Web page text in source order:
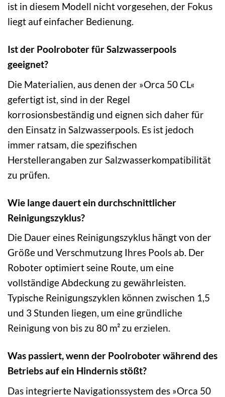
ist in diesem Modell nicht vorgesehen, der Fokus
liegt auf einfacher Bedienung.
Ist der Poolroboter für Salzwasserpools
geeignet?
Die Materialien, aus denen der »Orca 50 CL«
gefertigt ist, sind in der Regel
korrosionsbeständig und eignen sich daher für
den Einsatz in Salzwasserpools. Es ist jedoch
immer ratsam, die spezifischen
Herstellerangaben zur Salzwasserkompatibilität
zu prüfen.
Wie lange dauert ein durchschnittlicher
Reinigungszyklus?
Die Dauer eines Reinigungszyklus hängt von der
Größe und Verschmutzung Ihres Pools ab. Der
Roboter optimiert seine Route, um eine
vollständige Abdeckung zu gewährleisten.
Typische Reinigungszyklen können zwischen 1,5
und 3 Stunden liegen, um eine gründliche
Reinigung von bis zu 80 m² zu erzielen.
Was passiert, wenn der Poolroboter während des
Betriebs auf ein Hindernis stößt?
Das integrierte Navigationssystem des »Orca 50